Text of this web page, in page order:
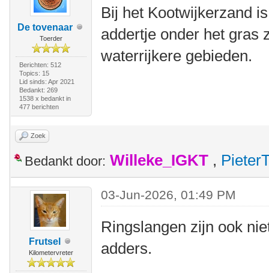
De tovenaar
Toerder
Berichten: 512
Topics: 15
Lid sinds: Apr 2021
Bedankt: 269
1538 x bedankt in
477 berichten
Bij het Kootwijkerzand
addertje onder het gras
waterrijkere gebieden.
Zoek
Bedankt door: Willeke_IGKT ,
Frutsel
Kilometervreter
03-Jun-2026, 01:49 PM
Ringslangen zijn ook
adders.